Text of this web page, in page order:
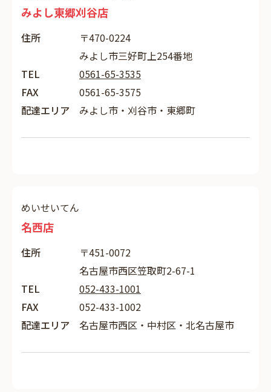
みよし東郷刈谷店
住所
〒470-0224
みよし市三好町上254番地
TEL
0561-65-3535
FAX
0561-65-3575
配達エリア
みよし市・刈谷市・東郷町
めいせいてん
名西店
住所
〒451-0072
名古屋市西区笠取町2-67-1
TEL
052-433-1001
FAX
052-433-1002
配達エリア
名古屋市西区・中村区・北名古屋市